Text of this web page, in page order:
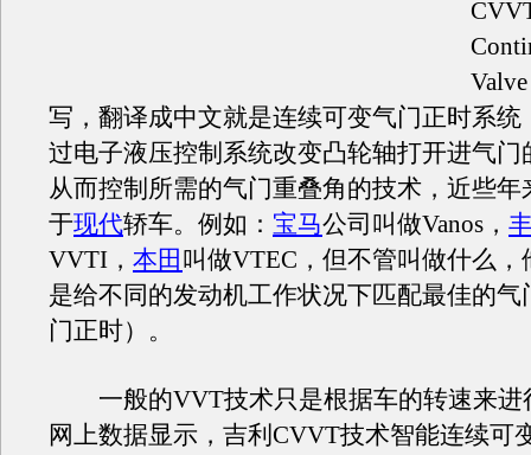
写，翻译成中文就是连续可变气门正时系统
过电子液压控制系统改变凸轮轴打开进气门
从而控制所需的气门重叠角的技术，近些年
于现代轿车。例如： 宝马公司叫做Vanos，
VVTI， 本田 叫做VTEC，但不管叫做什么，
是给不同的发动机工作状况下匹配最佳的气
门正时）。
一般的VVT技术只是根据车的转速来进
网上数据显示，吉利CVVT技术智能连续可